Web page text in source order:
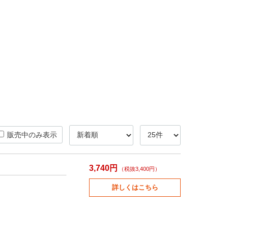
販売中のみ表示
3,740円 （税抜3,400円）
詳しくはこちら